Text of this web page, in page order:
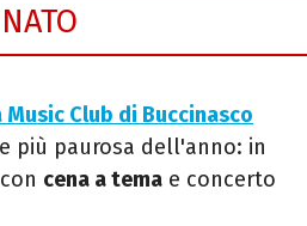
Club di Buccinasco
più paurosa dell'anno: in
cena a tema e concerto